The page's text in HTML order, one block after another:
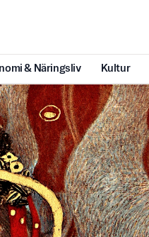
& Näringsliv Kultur